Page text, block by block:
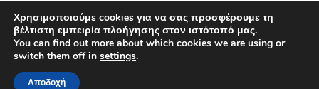
Χρησιμοποιούμε cookies για να σας προσφέρουμε τη
βέλτιστη εμπειρία πλοήγησης στον ιστότοπό μας.
You can find out more about which cookies we are using or
switch them off in settings.
Αποδοχή